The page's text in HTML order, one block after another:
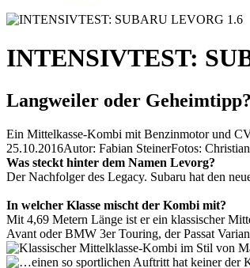
INTENSIVTEST:
Langweiler oder Geheimtipp?
Ein Mittelkasse-Kombi mit Benzinmotor und
25.10.2016Autor: Fabian SteinerFotos:
Was steckt hinter dem Namen Levorg?
Der Nachfolger des Legacy. Subaru hat den
In welcher Klasse mischt der Kombi mit?
Mit 4,69 Metern Länge ist er ein klassischer
Avant oder BMW 3er Touring, der Passat